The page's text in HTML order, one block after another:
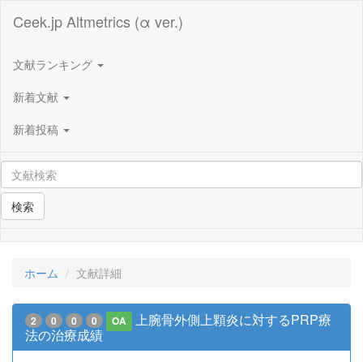
Ceek.jp Altmetrics (α ver.)
文献ランキング
新着文献
新着投稿
検索
ホーム 文献詳細
2 0 0 0 OA
上腕骨外側上顆炎に対するPRP療
法の治療成績